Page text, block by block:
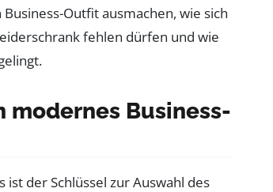
Outfit ausmachen, wie sich
fehlen dürfen und wie
modernes Business-
der Schlüssel zur Auswahl des